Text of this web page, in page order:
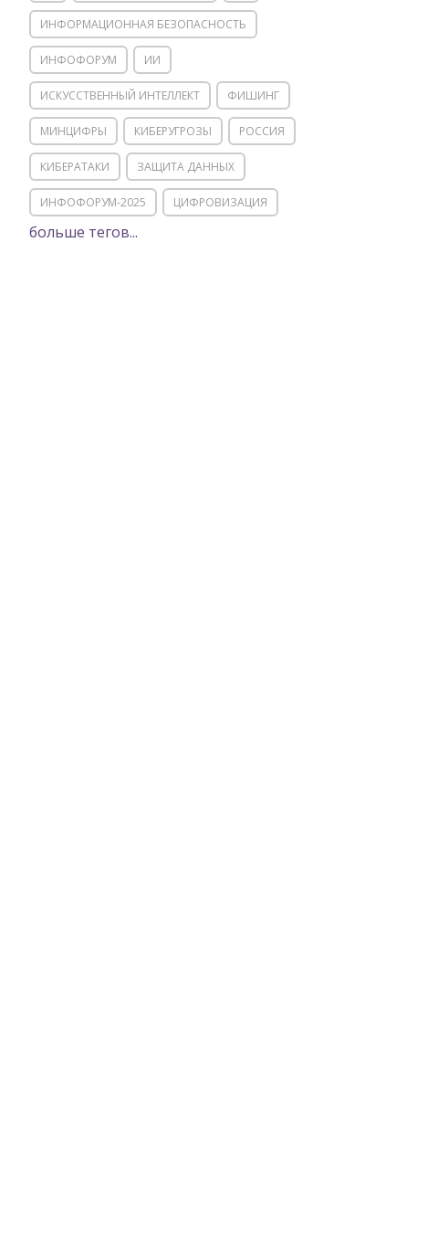
ИНФОРМАЦИОННАЯ БЕЗОПАСНОСТЬ
ИНФОФОРУМ ИИ
ИСКУССТВЕННЫЙ ИНТЕЛЛЕКТ ФИШИНГ
МИНЦИФРЫ КИБЕРУГРОЗЫ РОССИЯ
КИБЕРАТАКИ ЗАЩИТА ДАННЫХ
ИНФОФОРУМ-2025 ЦИФРОВИЗАЦИЯ
КИИ ИТ-ИНФРАСТРУКТУРА
больше тегов...